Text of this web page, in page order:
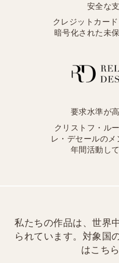
安全な
クレジットカード
暗号化された未
要求水準が
クリストフ・ル
レ・デセールのメ
年間活動し
私たちの作品は、世界
られています。対象国
はこちら